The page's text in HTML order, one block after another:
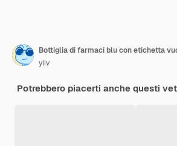
Bottiglia di farmaci blu con etichetta
yliv
Potrebbero piacerti anche questi